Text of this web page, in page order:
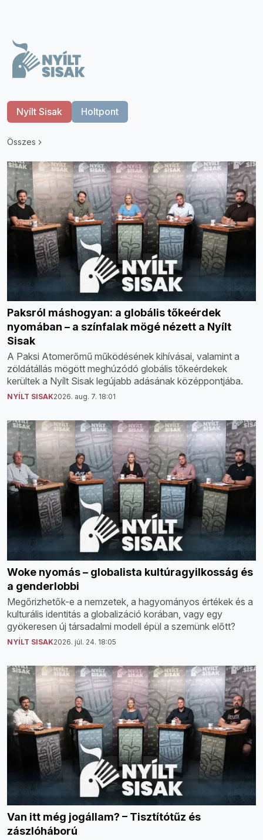
Nyílt Sisak Holtpont
Összes
Paksról máshogyan: a globális tőkeérdek
nyomában – a színfalak mögé nézett a Nyílt
Sisak
A Paksi Atomerőmű működésének kihívásai, valamint a
zöldátállás mögött meghúzódó globális tőkeérdekek
kerültek a Nyílt Sisak legújabb adásának középpontjába.
NYÍLT SISAK2026. aug. 7. 18:01
Woke nyomás – globalista kultúragyilkosság és
a genderlobbi
Megőrizhetők-e a nemzetek, a hagyományos értékek és a
kulturális identitás a globalizáció korában, vagy egy
gyökeresen új társadalmi modell épül a szemünk előtt?
NYÍLT SISAK2026. júl. 24. 18:05
Van itt még jogállam? – Tisztítótűz és
zászlóháború